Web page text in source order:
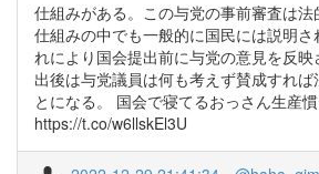
仕組みがある。この与党の事前審査は
仕組みの中でも一般的に国民には説明さ
れにより国会提出前に与党の意見を反
出後は与党議員は何も考えず賛成すれば
とになる。 国会で寝てるおっさん生産
https://t.co/w6llskEl3U